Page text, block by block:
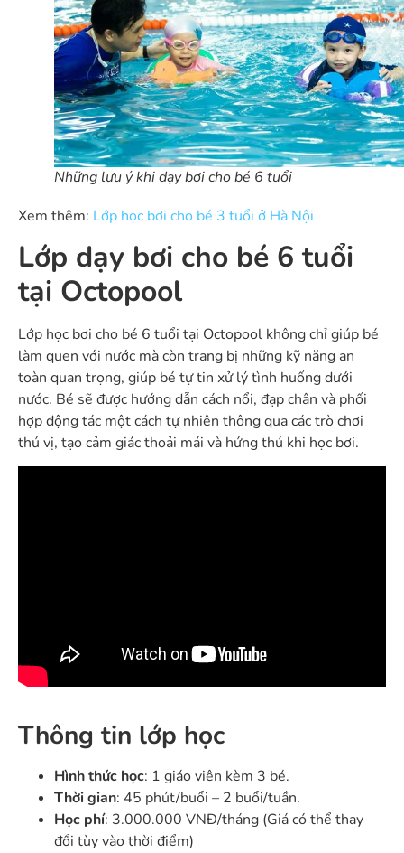
Những lưu ý khi dạy bơi cho bé 6 tuổi
Xem thêm: Lớp học bơi cho bé 3 tuổi ở Hà Nội
Lớp dạy bơi cho bé 6 tuổi
tại Octopool
Lớp học bơi cho bé 6 tuổi tại Octopool không chỉ giúp bé
làm quen với nước mà còn trang bị những kỹ năng an
toàn quan trọng, giúp bé tự tin xử lý tình huống dưới
nước. Bé sẽ được hướng dẫn cách nổi, đạp chân và phối
hợp động tác một cách tự nhiên thông qua các trò chơi
thú vị, tạo cảm giác thoải mái và hứng thú khi học bơi.
Thông tin lớp học
Hình thức học: 1 giáo viên kèm 3 bé.
Thời gian: 45 phút/buổi – 2 buổi/tuần.
Học phí: 3.000.000 VNĐ/tháng (Giá có thể thay
đổi tùy vào thời điểm)